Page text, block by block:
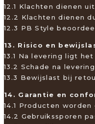
12.1 Klachten dienen
12.2 Klachten dienen
12.3 PB Style
13. Risico en
13.1 Na levering ligt
13.2 Schade na
13.3 Bewijslast bij
14. Garantie en
14.1 Producten
14.2 Gebruikssporen